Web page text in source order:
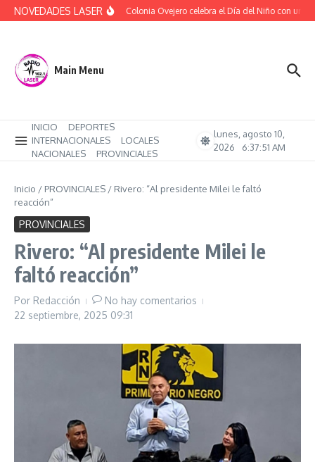
Saltar al contenido
NOVEDADES LASER(Audio) Colonia Ovejero celebra el Día del Niño con una
Main Menu
INICIO
DEPORTES
INTERNACIONALES
LOCALES
NACIONALES
PROVINCIALES
lunes, agosto 10,
2026
6:37:52 AM
Inicio / PROVINCIALES / Rivero: “Al presidente Milei le faltó
reacción”
PROVINCIALES
Rivero: “Al presidente Milei le
faltó reacción”
Por Redacción
No hay comentarios
22 septiembre, 2025 09:31